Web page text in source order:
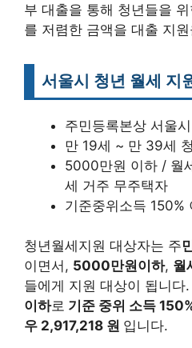
부 대출을 통해 청년들을
를 저렴한 금액을 대출 지
서울시 청년 월세 지
주민등록본상 서울
만 19세 ~ 만 39세
5000만원 이하 / 월
세 거주 무주택자
기준중위소득 150%
청년월세지원 대상자는 주
이면서, 5000만원이하, 월
들에게 지원 대상이 됩니다.
이하로 기준 중위 소득
우 2,917,218 원 입니다.